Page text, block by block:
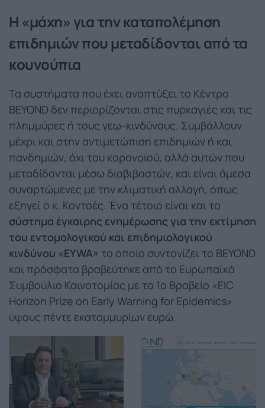
Η «μάχη» για την καταπολέμηση
επιδημιών που μεταδίδονται από τα
κουνούπια
Τα συστήματα που έχει αναπτύξει το Κέντρο
BEYOND δεν περιορίζονται στις πυρκαγιές και τις
πλημμύρες ή τους γεω-κινδύνους. Συμβάλλουν
μέχρι και στην αντιμετώπιση επιδημιών ή και
πανδημιών, όχι του κορονοϊού, αλλά αυτών που
μεταδίδονται μέσω διαβιβαστών, και είναι άμεσα
συναρτώμενες με την κλιματική αλλαγή, όπως
εξηγεί ο κ. Κοντοές. Ένα τέτοιο είναι και το
σύστημα έγκαιρης ενημέρωσης για την εκτίμηση
του εντομολογικού και επιδημιολογικού
κινδύνου «EYWA» το οποίο συντονίζει το BEYOND
και πρόσφατα βραβεύτηκε από το Ευρωπαϊκό
Συμβούλιο Καινοτομίας με το 1o Βραβείο «EIC
Horizon Prize on Early Warning for Epidemics»
ύψους πέντε εκατομμυρίων ευρώ.